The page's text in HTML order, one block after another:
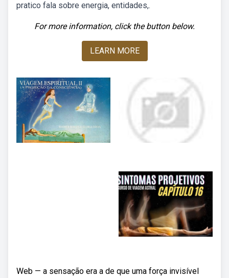
pratico fala sobre energia, entidades,.
For more information, click the button below.
LEARN MORE
Web — a sensação era a de que uma força invisível